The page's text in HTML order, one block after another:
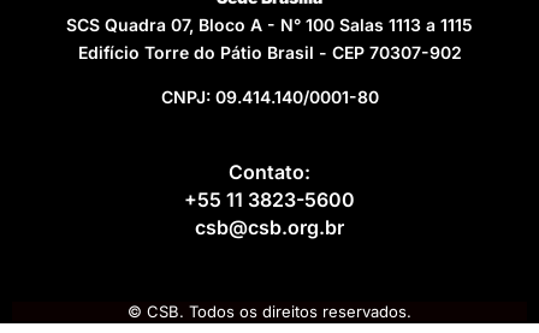
SCS Quadra 07, Bloco A - N° 100 Salas 1113 a 1115
Edifício Torre do Pátio Brasil - CEP 70307-902
CNPJ: 09.414.140/0001-80
Contato:
+55 11 3823-5600
csb@csb.org.br
© CSB. Todos os direitos reservados.